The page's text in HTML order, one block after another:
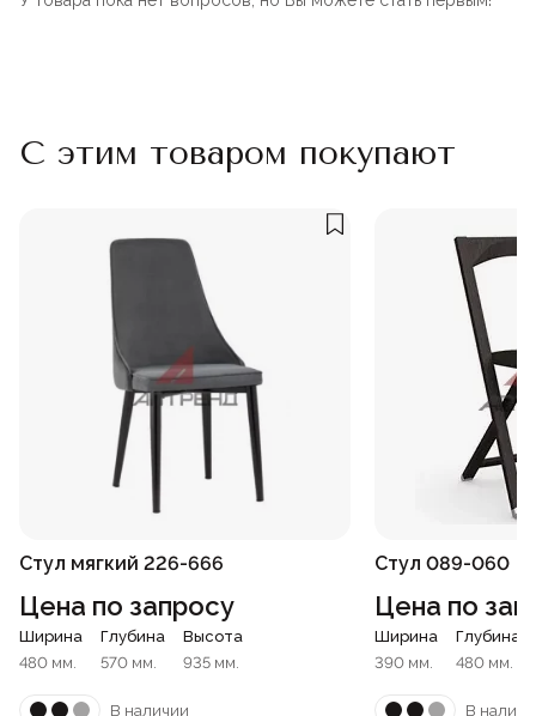
С этим товаром покупают
Стул мягкий 226-666
Цена по запросу
Ширина
480 мм.
Глубина
570 мм.
Высота
935 мм.
В наличии
Стул 089-060
Цена по
Ширина
390 мм.
Глубина
480 мм.
В